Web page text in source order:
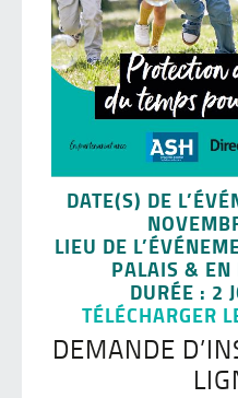
DATE(S) DE
LIEU DE
PALAIS & EN
DURÉE : 2
TÉLÉCHARGER
DEMANDE